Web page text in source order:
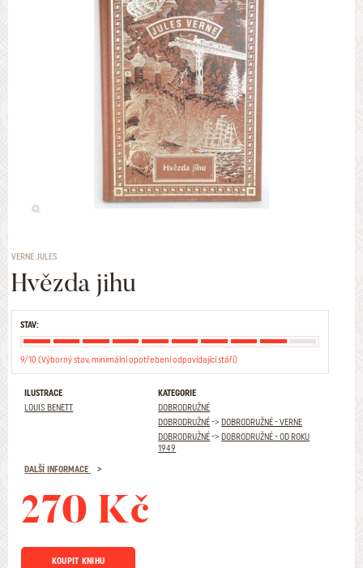
VERNE JULES
Hvězda jihu
STAV:
9/10 (Výborný stav, minimální opotřebení odpovídající stáří)
ILUSTRACE
LOUIS BENETT
KATEGORIE
DOBRODRUŽNÉ
DOBRODRUŽNÉ->DOBRODRUŽNÉ - VERNE
DOBRODRUŽNÉ->DOBRODRUŽNÉ - OD ROKU
1949
DALŠÍ INFORMACE
270 Kč
KOUPIT KNIHU